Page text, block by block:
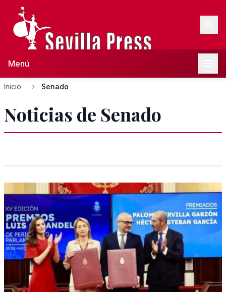
Menú
Inicio Senado
Noticias de Senado